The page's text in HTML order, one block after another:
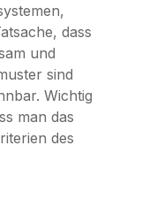
dass
und
sind
Wichtig
man das
des